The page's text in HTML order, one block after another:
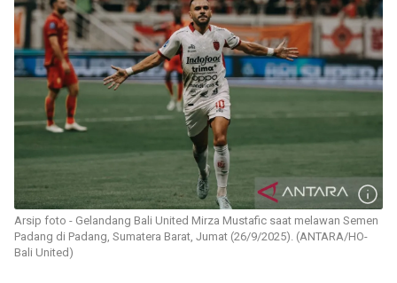
Arsip foto - Gelandang Bali United Mirza Mustafic saat melawan Semen
Padang di Padang, Sumatera Barat, Jumat (26/9/2025). (ANTARA/HO-
Bali United)